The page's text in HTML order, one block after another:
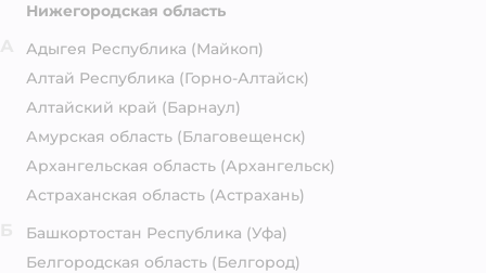
Нижегородская область
Адыгея Республика (Майкоп)
Алтай Республика (Горно-Алтайск)
Алтайский край (Барнаул)
Амурская область (Благовещенск)
Архангельская область (Архангельск)
Астраханская область (Астрахань)
Башкортостан Республика (Уфа)
Белгородская область (Белгород)